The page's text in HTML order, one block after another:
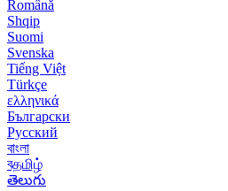
Română
Shqip
Suomi
Svenska
Tiếng Việt
Türkçe
ελληνικά
Български
Русский
বাংলা
বதமிழ்
తెలుగు